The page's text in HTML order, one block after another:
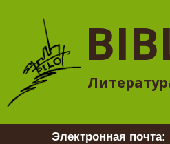
Электронная